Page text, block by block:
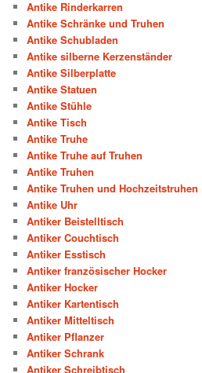
Antike Rinderkarren
Antike Schränke und Truhen
Antike Schubladen
Antike silberne Kerzenständer
Antike Silberplatte
Antike Statuen
Antike Stühle
Antike Tisch
Antike Truhe
Antike Truhe auf Truhen
Antike Truhen
Antike Truhen und Hochzeitstruhen
Antike Uhr
Antiker Beistelltisch
Antiker Couchtisch
Antiker Esstisch
Antiker französischer Hocker
Antiker Hocker
Antiker Kartentisch
Antiker Mitteltisch
Antiker Pflanzer
Antiker Schrank
Antiker Schreibtisch